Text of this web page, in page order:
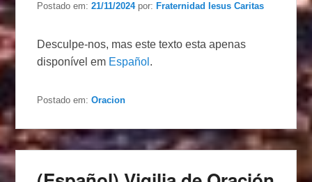
Postado em:21/11/2024 por: Fraternidad Iesus Caritas
Desculpe-nos, mas este texto esta apenas
disponível em Español .
Postado em: Oracion